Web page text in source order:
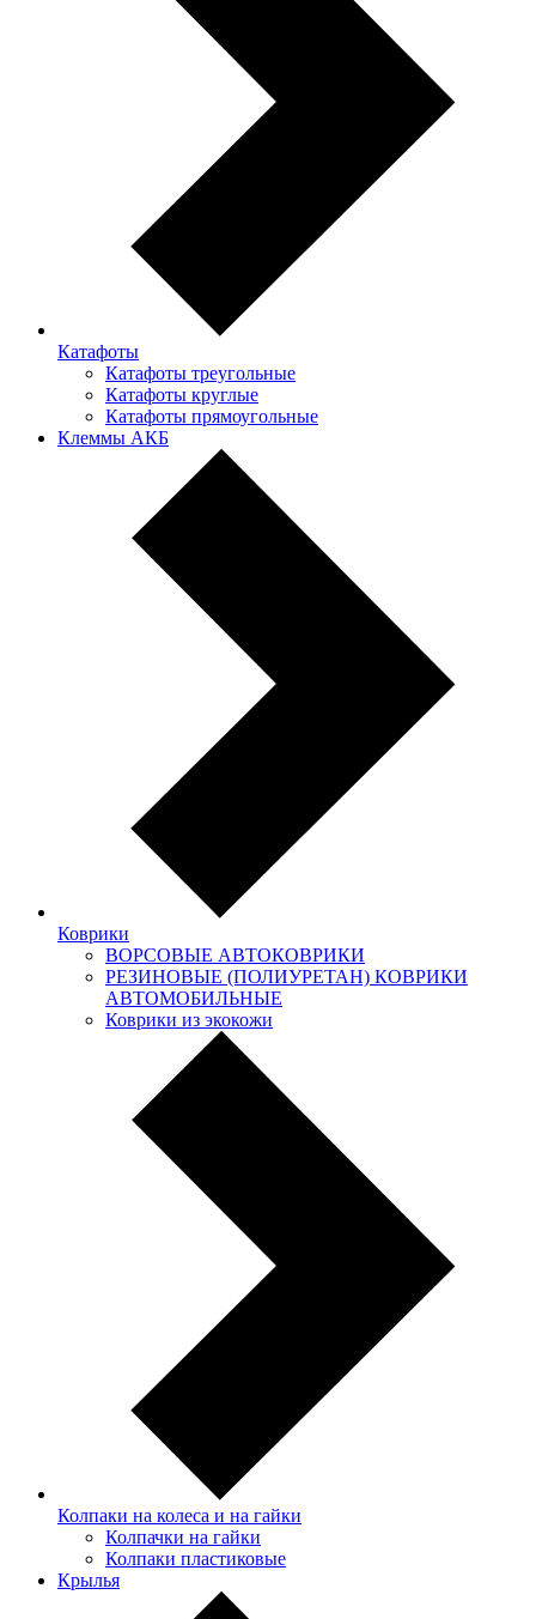
Катафоты
Катафоты треугольные
Катафоты круглые
Катафоты прямоугольные
Клеммы АКБ
Коврики
ВОРСОВЫЕ АВТОКОВРИКИ
РЕЗИНОВЫЕ (ПОЛИУРЕТАН) КОВРИКИ
АВТОМОБИЛЬНЫЕ
Коврики из экокожи
Колпаки на колеса и на гайки
Колпачки на гайки
Колпаки пластиковые
Крылья